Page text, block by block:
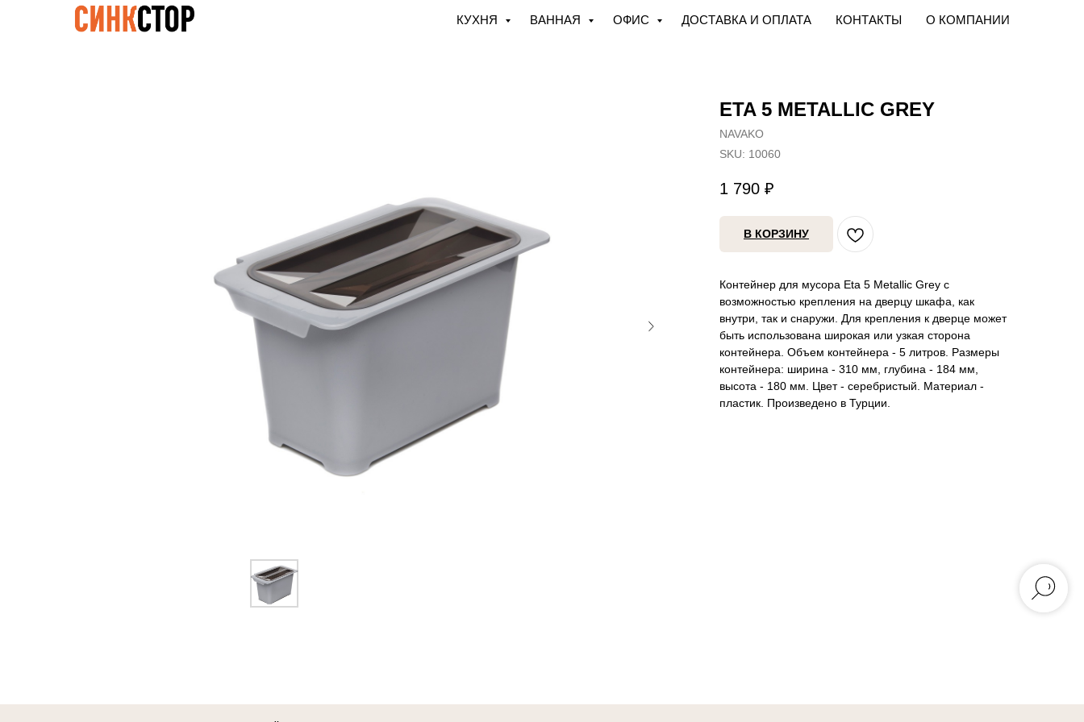
КУХНЯ ВАННАЯ ОФИС ДОСТАВКА И ОПЛАТА КОНТАКТЫ О КОМПАНИИ
ETA 5 METALLIC GREY
NAVAKO
SKU: 10060
1 790 ₽
В КОРЗИНУ
Контейнер для мусора Eta 5 Metallic Grey с
возможностью крепления на дверцу шкафа, как
внутри, так и снаружи. Для крепления к дверце может
быть использована широкая или узкая сторона
контейнера. Объем контейнера - 5 литров. Размеры
контейнера: ширина - 310 мм, глубина - 184 мм,
высота - 180 мм. Цвет - серебристый. Материал -
пластик. Произведено в Турции.